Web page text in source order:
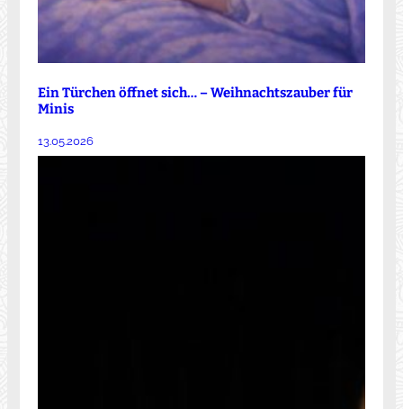
Ein Türchen öffnet sich… – Weihnachtszauber für
Minis
13.05.2026